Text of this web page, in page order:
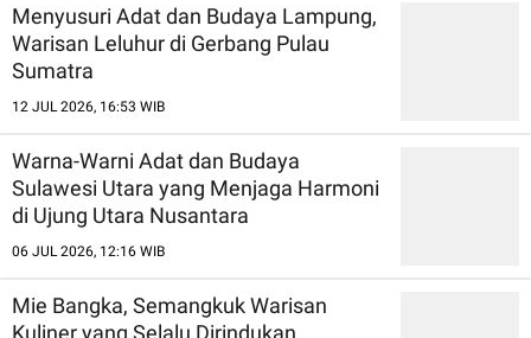
Menyusuri Adat dan Budaya Lampung,
Warisan Leluhur di Gerbang Pulau
Sumatra
12 JUL 2026, 16:53 WIB
Warna-Warni Adat dan Budaya
Sulawesi Utara yang Menjaga Harmoni
di Ujung Utara Nusantara
06 JUL 2026, 12:16 WIB
Mie Bangka, Semangkuk Warisan
Kuliner yang Selalu Dirindukan